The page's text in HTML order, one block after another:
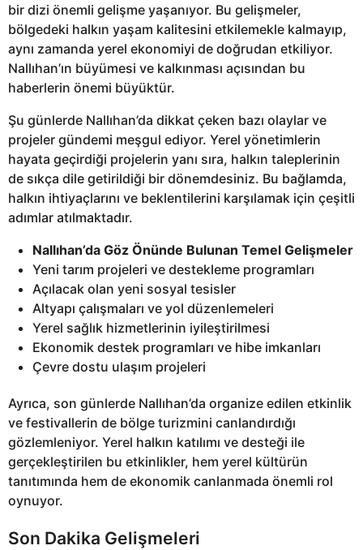
bir dizi önemli gelişme yaşanıyor. Bu gelişmeler,
bölgedeki halkın yaşam kalitesini etkilemekle kalmayıp,
aynı zamanda yerel ekonomiyi de doğrudan etkiliyor.
Nallıhan’ın büyümesi ve kalkınması açısından bu
haberlerin önemi büyüktür.
Şu günlerde Nallıhan’da dikkat çeken bazı olaylar ve
projeler gündemi meşgul ediyor. Yerel yönetimlerin
hayata geçirdiği projelerin yanı sıra, halkın taleplerinin
de sıkça dile getirildiği bir dönemdesiniz. Bu bağlamda,
halkın ihtiyaçlarını ve beklentilerini karşılamak için çeşitli
adımlar atılmaktadır.
Nallıhan’da Göz Önünde Bulunan Temel Gelişmeler
Yeni tarım projeleri ve destekleme programları
Açılacak olan yeni sosyal tesisler
Altyapı çalışmaları ve yol düzenlemeleri
Yerel sağlık hizmetlerinin iyileştirilmesi
Ekonomik destek programları ve hibe imkanları
Çevre dostu ulaşım projeleri
Ayrıca, son günlerde Nallıhan’da organize edilen etkinlik
ve festivallerin de bölge turizmini canlandırdığı
gözlemleniyor. Yerel halkın katılımı ve desteği ile
gerçekleştirilen bu etkinlikler, hem yerel kültürün
tanıtımında hem de ekonomik canlanmada önemli rol
oynuyor.
Son Dakika Gelişmeleri